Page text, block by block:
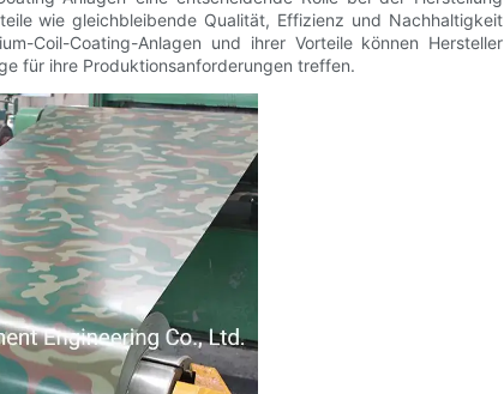
wie gleichbleibende Qualität, Effizienz und Nachhaltigkeit
Coil-Coating-Anlagen und ihrer Vorteile können Hersteller
für ihre Produktionsanforderungen treffen.